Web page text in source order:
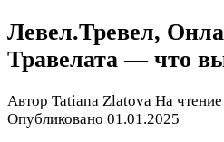
Левел.Тревел,
Травелата — что
Автор Tatiana Zlatova На чтение
Опубликовано 01.01.2025